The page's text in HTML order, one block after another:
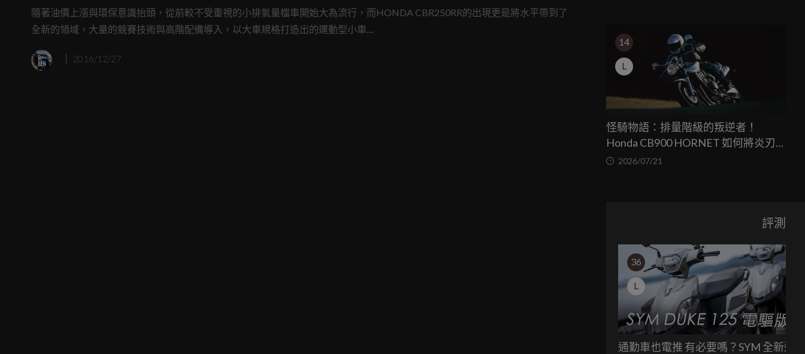
隨著油價上漲與環保意識抬頭，從前較不受重視的小排氣量檔車開始大為流行，而HONDA CBR250RR的出現更是將水平帶到了
全新的領域，大量的競賽技術與高階配備導入，以大車規格打造出的運動型小車....
2016/12/27
14
L
怪騎物語：排量階級的叛逆者！
Honda CB900 HORNET 如何將炎刃
之心塞進輕檔骨架
2026/07/21
評測
36
L
通勤車也電推 有必要嗎？SYM 全新迪